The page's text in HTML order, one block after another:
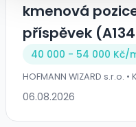
kmenová
příspěvek
40 000 - 54 000 Kč/
HOFMANN WIZARD s.r.o.
06.08.2026